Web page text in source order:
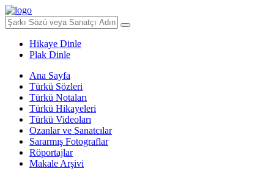
Hikaye Dinle
Plak Dinle
Ana Sayfa
Türkü Sözleri
Türkü Notaları
Türkü Hikayeleri
Türkü Videoları
Ozanlar ve Sanatcılar
Sararmış Fotograflar
Röportajlar
Makale Arşivi